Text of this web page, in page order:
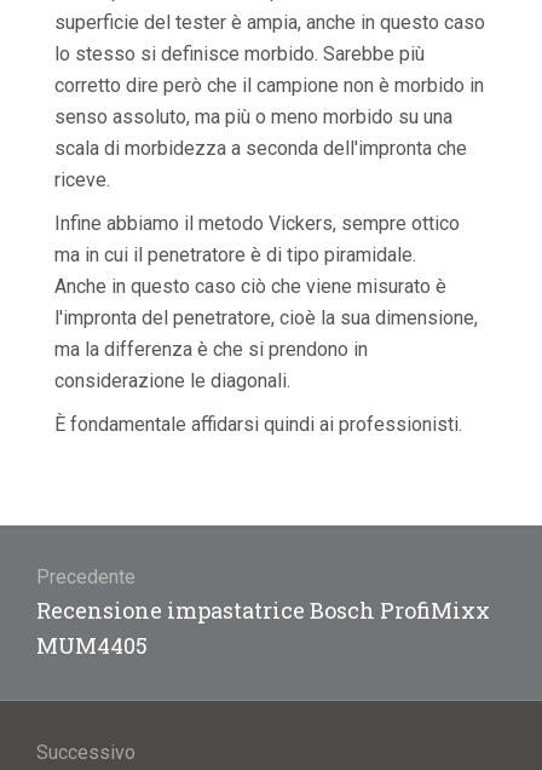
superficie del tester è ampia, anche in questo caso
lo stesso si definisce morbido. Sarebbe più
corretto dire però che il campione non è morbido in
senso assoluto, ma più o meno morbido su una
scala di morbidezza a seconda dell'impronta che
riceve.
Infine abbiamo il metodo Vickers, sempre ottico
ma in cui il penetratore è di tipo piramidale.
Anche in questo caso ciò che viene misurato è
l'impronta del penetratore, cioè la sua dimensione,
ma la differenza è che si prendono in
considerazione le diagonali.
È fondamentale affidarsi quindi ai professionisti.
articoli
Precedente
Articolo
precedente:
Recensione impastatrice Bosch ProfiMixx
MUM4405
Successivo